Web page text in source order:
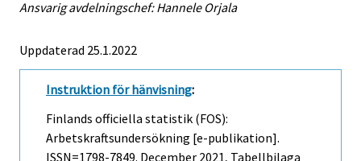
Ansvarig avdelningschef: Hannele Orjala
Uppdaterad 25.1.2022
Instruktion för hänvisning:
Finlands officiella statistik (FOS):
Arbetskraftsundersökning [e-publikation].
ISSN=1798-7849. December 2021, Tabellbilaga